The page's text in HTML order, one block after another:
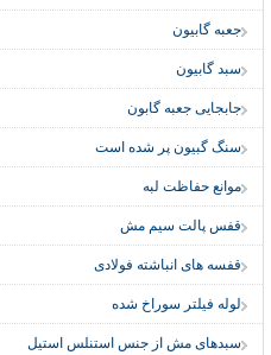
جعبه گابیون
سبد گابیون
جابجایی جعبه گابون
سنگ گبیون پر شده است
موانع حفاظت لبه
قفس پالت سیم مش
قفسه های انباشته فولادی
لوله فیلتر سوراخ شده
سبدهای مش از جنس استنلس استیل